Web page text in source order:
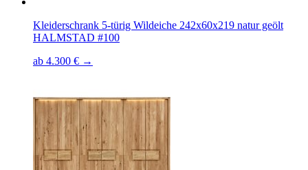
Kleiderschrank 5-türig Wildeiche 242x60x219 natur geölt
HALMSTAD #100
ab 4.300 € →